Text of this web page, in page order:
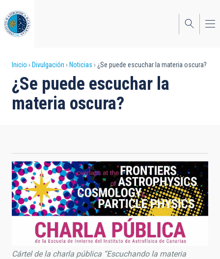
al
contenido
principal
Sobrescribir
enlaces
de
la
navegación
Inicio Divulgación Noticias ¿Se puede escuchar la materia oscura?
¿Se puede escuchar la
materia oscura?
Cártel de la charla pública “Escuchando la materia